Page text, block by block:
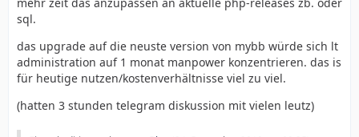
mehr zeit das anzupassen an aktuelle php-releases zb. oder
sql.
das upgrade auf die neuste version von mybb würde sich lt
administration auf 1 monat manpower konzentrieren. das is
für heutige nutzen/kostenverhältnisse viel zu viel.
(hatten 3 stunden telegram diskussion mit vielen leutz)